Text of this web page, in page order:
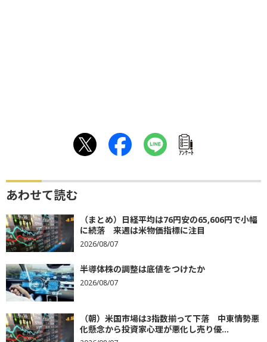
ｱﾝｹｰﾄ
あわせて読む
（まとめ）日経平均は76円安の65,606円で小幅
に続落 来週は米物価指標に注目
2026/08/07
半導体株の調整は底値をつけたか
2026/08/07
（朝）米国市場は3指数揃って下落 中東情勢悪
化懸念から投資家心理が悪化し売り優...